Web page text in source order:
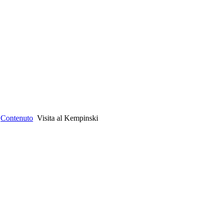
Contenuto Visita al Kempinski